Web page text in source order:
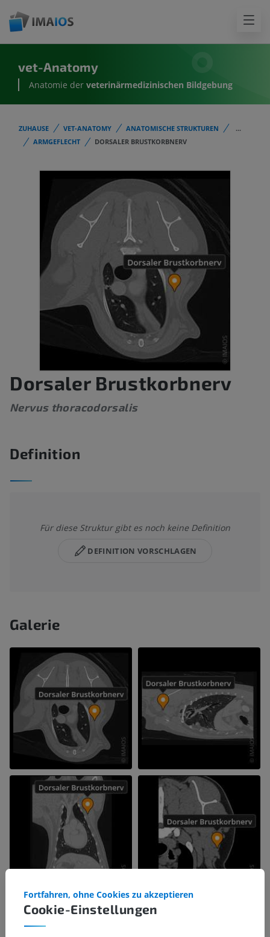
vet-Anatomy
Anatomie der veterinärmedizinischen Bildgebung
ZUHAUSE VET-ANATOMY ANATOMISCHE STRUKTUREN
...
ARMGEFLECHT
DORSALER BRUSTKORBNERV
Dorsaler Brustkorbnerv
Nervus thoracodorsalis
Definition
Für diese Struktur gibt es noch keine Definition
DEFINITION VORSCHLAGEN
Galerie
Cookie-Einstellungen
Fortfahren, ohne Cookies zu akzeptieren